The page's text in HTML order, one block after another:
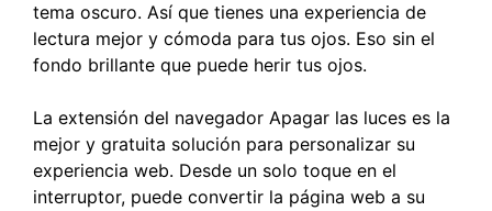
tema oscuro. Así que tienes una experiencia de
lectura mejor y cómoda para tus ojos. Eso sin el
fondo brillante que puede herir tus ojos.
La extensión del navegador Apagar las luces es la
mejor y gratuita solución para personalizar su
experiencia web. Desde un solo toque en el
interruptor, puede convertir la página web a su